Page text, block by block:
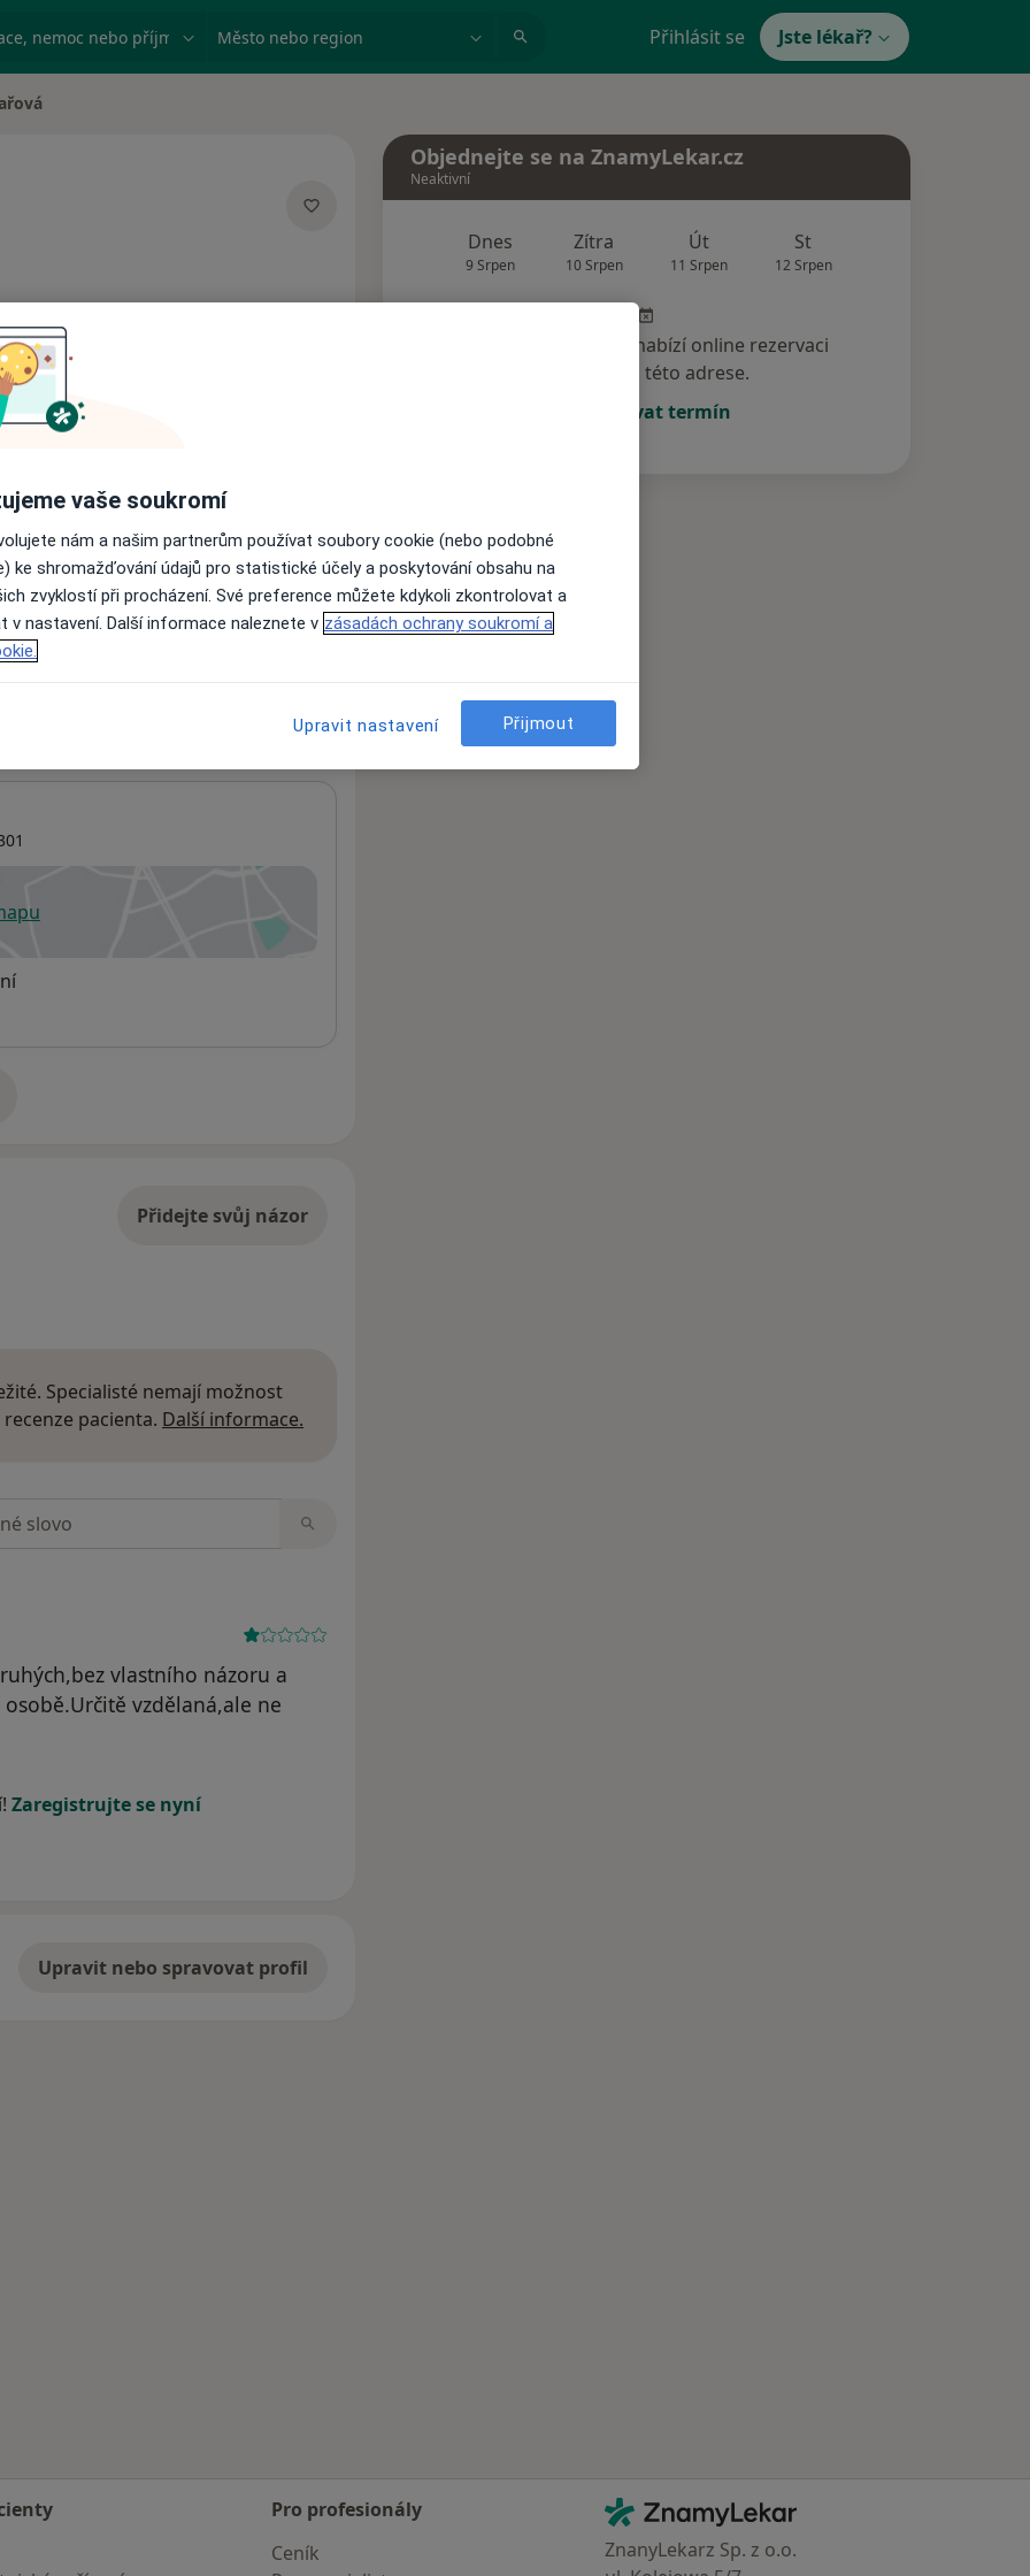
nemoc nebo příjmení Město nebo region Přihlásit se Jste lékař?
nejsou k dispozici
informace o svých službách.
v nové záložce
Přidejte svůj názor
Specialisté nemají možnost
pacienta. Další informace.
vlastního názoru a
vzdělaná,ale ne
Zaregistrujte se nyní
Upravit nebo spravovat profil
Objednejte se na ZnamyLekar.cz
Neaktivní
Dnes
9 Srpen
Zítra
10 Srpen
Út
11 Srpen
St
12 Srpen
Tento specialista nenabízí online rezervaci
termínu na této adrese.
Rezervovat termín
Pro profesionály
Ceník
Kontakt
ZnamyLekar - Hlavní stránka
ZnanyLekarz Sp. z o.o.
vaše soukromí
nám a našim partnerům používat soubory cookie (nebo podobné
ke shromažďování údajů pro statistické účely a poskytování obsahu na
zvyklostí při procházení. Své preference můžete kdykoli zkontrolovat a
v nastavení. Další informace naleznete v zásadách ochrany soukromí a
Upravit nastavení Přijmout